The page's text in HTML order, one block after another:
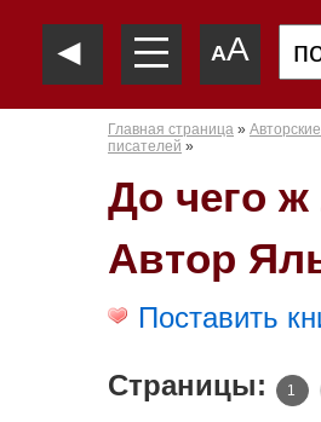
◄ —
—
— AA
Главная страница »
писателей »
До чего
Автор
Поставить
Страницы: 1